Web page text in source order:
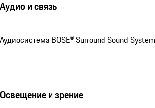
Аудио и связь
Аудиосистема BOSE® Surround Sound System
Освещение и зрение